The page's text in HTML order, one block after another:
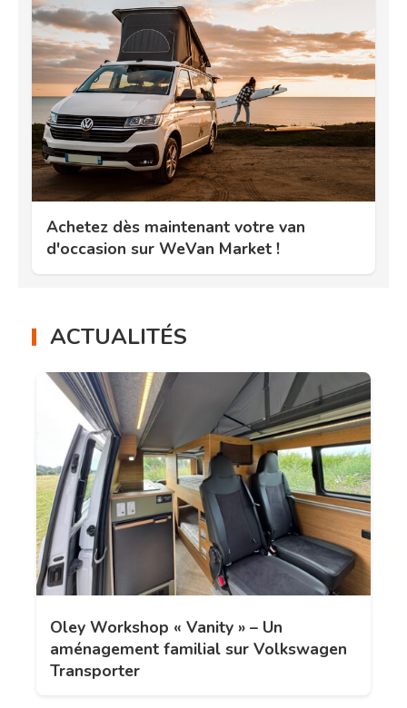
Achetez dès maintenant votre van
d'occasion sur WeVan Market !
ACTUALITÉS
Oley Workshop « Vanity » – Un
aménagement familial sur Volkswagen
Transporter